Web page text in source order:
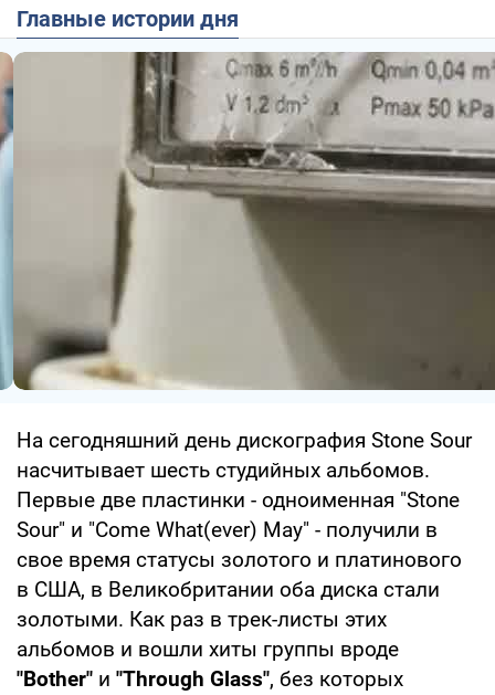
Главные истории дня
На сегодняшний день дискография Stone Sour
насчитывает шесть студийных альбомов.
Первые две пластинки - одноименная "Stone
Sour" и "Come What(ever) May" - получили в
свое время статусы золотого и платинового
в США, в Великобритании оба диска стали
золотыми. Как раз в трек-листы этих
альбомов и вошли хиты группы вроде
"Bother" и "Through Glass", без которых